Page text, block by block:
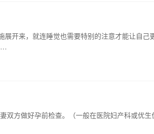
开来，就连睡觉也需要特别的注意才能让自己
…
双方做好孕前检查。（一般在医院妇产科或优生